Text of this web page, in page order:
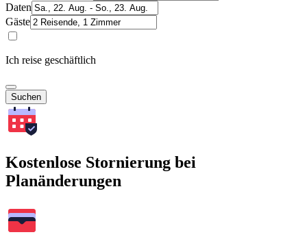
Daten
Gäste
Ich reise geschäftlich
Suchen
Kostenlose Stornierung bei
Planänderungen